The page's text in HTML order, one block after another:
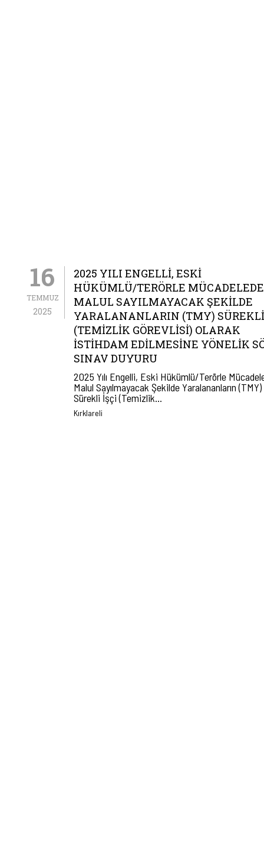
16
TEMMUZ
2025
2025 YILI ENGELLI, ESKI
HÜKÜMLÜ/TERÖRLE MÜCADELEDE
MALUL SAYILMAYACAK ŞEKILDE
YARALANANLARIN (TMY)
(TEMIZLIK GÖREVLISI) OLARAK
İSTIHDAM EDILMESINE YÖNELIK
SINAV DUYURU
2025 Yılı Engelli, Eski Hükümlü/Terörle
Malul Sayılmayacak Şekilde Yaralananların (TMY)
Sürekli İşçi (Temizlik…
Kırklareli